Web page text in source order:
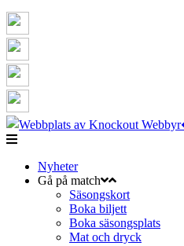
Nyheter
Gå på match
Säsongskort
Boka biljett
Boka säsongsplats
Mat och dryck